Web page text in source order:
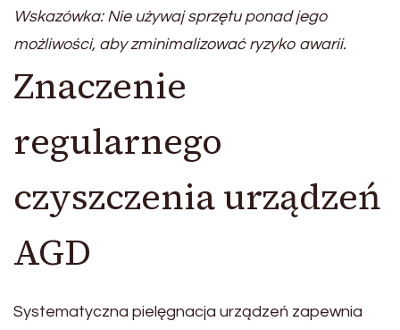
Wskazówka: Nie używaj sprzętu ponad jego
możliwości, aby zminimalizować ryzyko awarii.
Znaczenie
regularnego
czyszczenia urządzeń
AGD
Systematyczna pielęgnacja urządzeń zapewnia